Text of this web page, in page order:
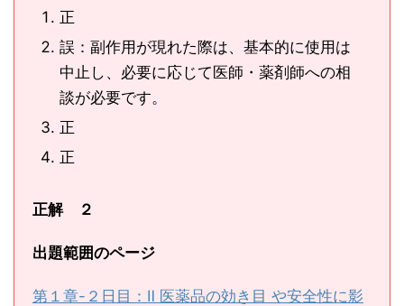
正
誤：副作用が現れた際は、基本的に使用は
中止し、必要に応じて医師・薬剤師への相
談が必要です。
正
正
正解 ２
出題範囲のページ
第１章-２日目：Ⅱ 医薬品の効き目 や安全性に影